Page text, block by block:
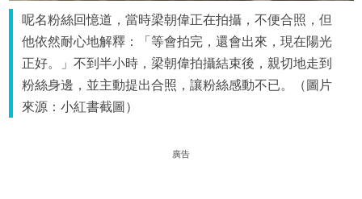
呢名粉絲回憶道，當時梁朝偉正在拍攝，不便合照，但
他依然耐心地解釋：「等會拍完，還會出來，現在陽光
正好。」不到半小時，梁朝偉拍攝結束後，親切地走到
粉絲身邊，並主動提出合照，讓粉絲感動不已。（圖片
來源：小紅書截圖）
廣告